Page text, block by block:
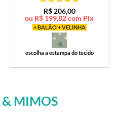
Avaliação5
de 5
R$206,00
ou R$ 199,82com Pix
+ BALÃO + VELINHA
escolha a estampa do tecido
& MIMOS